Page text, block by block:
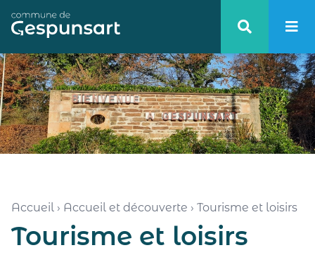
Haut de page
Accueil › Accueil et découverte › Tourisme et loisirs
Tourisme et loisirs